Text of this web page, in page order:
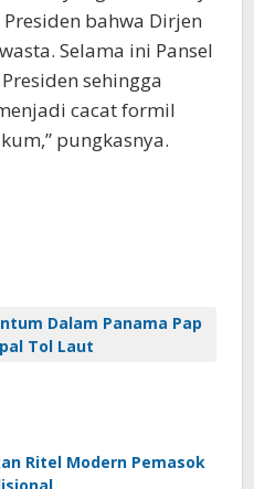
bahwa Dirjen
Selama ini Pansel
sehingga
cacat formil
pungkasnya.
Dalam Panama Pap
Tol Laut
Ritel Modern Pemasok